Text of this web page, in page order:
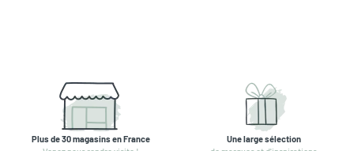
Plus de 30 magasins en France
Une large sélection